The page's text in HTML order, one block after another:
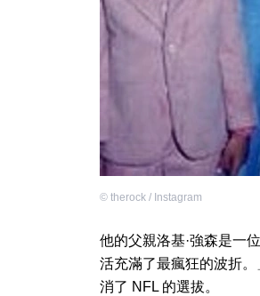
© therock / Instagram
他的父親洛基·強森是一
活充滿了最瘋狂的波折
消了 NFL 的選拔。